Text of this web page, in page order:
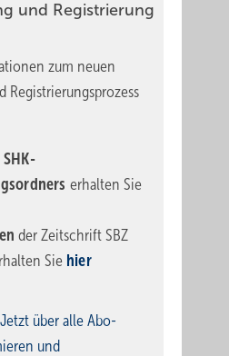
und Registrierung
zum neuen
Registrierungsprozess
SHK-
erhalten Sie
der Zeitschrift SBZ
Sie hier
Jetzt über alle Abo-
und